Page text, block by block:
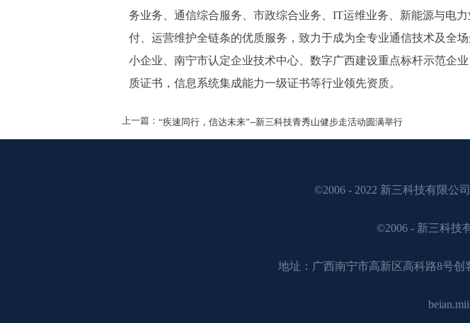
务业务、通信综合服务、市政综合业务、IT运维业务、新能源与电
付、运营维护全链条的优质服务，致力于成为全专业通信技术及全
小企业、南宁市认定企业技术中心、数字广西建设重点标杆示范企
质证书，信息系统集成能力一级证书等行业领先资质。
上一篇： “疾速同行，信达未来”--新三科技青秀山健步走活动圆满举行
©2006 - 2022 新三科技有限公
©2006 - 新三科技
地址：广西南宁市高新区高科路8号